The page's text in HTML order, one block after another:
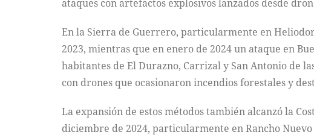
ataques con artefactos explosivos lanzados desde
En la Sierra de Guerrero, particularmente en
2023, mientras que en enero de 2024 un ataque en
habitantes de El Durazno, Carrizal y San Antonio de
con drones que ocasionaron incendios forestales y
La expansión de estos métodos también alcanzó la
diciembre de 2024, particularmente en Rancho